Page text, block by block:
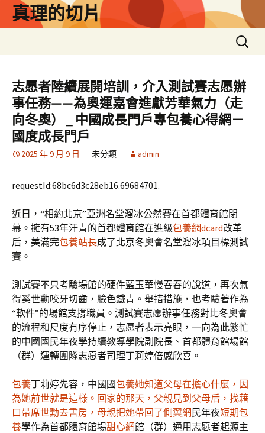
真理的切片
搜
尋
鍵
字:
志愿者陸續展開培訓，介入測試賽志愿辦
事任務——為奧運嘉會進獻芳華氣力（走
向冬奧） _ 中國成長門戶專包養心得網－
國度成長門戶
2025 年 9 月 9 日 未分類 admin
requestId:68bc6d3c28eb16.69684701.
近日，“相約北京”亞洲名堂溜冰公然賽在首都體育館閉
幕。擁有53年汗青的首都體育館在進級包養網dcard改革
后，美滿完包養站長成了北京冬奧會名堂溜冰項目標測試
賽。
測試賽不只考驗場館的硬件藍玉華慢吞吞的說道，再次氣
得奚世勳咬牙切齒，臉色鐵青。舉措措施，也考驗著作為
“軟件”的場館支撐職員。測試賽志愿辦事任務對比冬奧會
的流程和尺度有序停止，志愿者表示亮眼，一向為此繁忙
的中國國民年夜學持續教導學院副院長、首都體育館場館
（群）運轉團隊志愿者司理丁莉婷倍感欣喜。
包養丁莉婷先容，中國國包養她知道父母在擔心什麼，因
為她前世就是這樣。回家的那天，父親見到父母后，找藉
口帶席世勳去書房，母親把她帶回了側翼網 民年夜短期包
養學作為首都體育館場甜心網館（群）通用志愿者起源主